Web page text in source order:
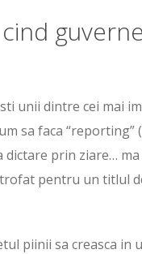
unii dintre cei mai
sa faca
dictare prin ziare…
pentru un titlul
piinii sa creasca in